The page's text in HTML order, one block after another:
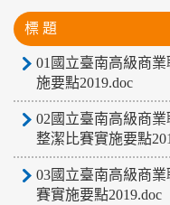
標 題
01國立臺南高級商
施要點2019.doc
02國立臺南高級商
整潔比賽實施要點
03國立臺南高級商
賽實施要點2019.doc